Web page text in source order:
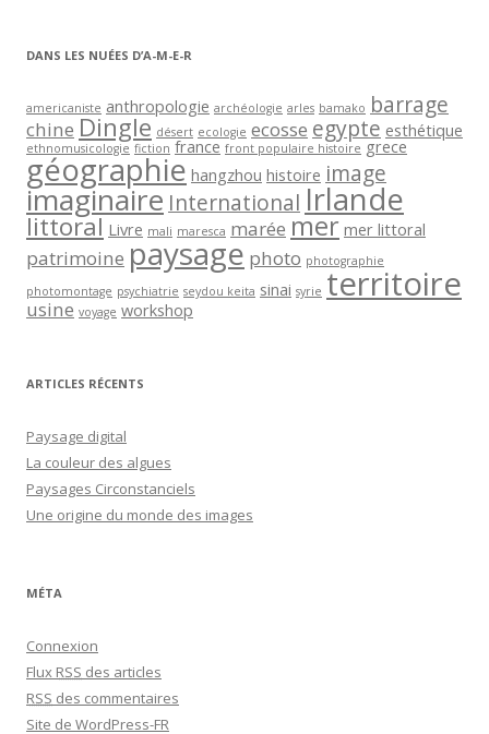
DANS LES NUÉES D’A-M-E-R
americaniste anthropologie archéologie arles bamako barrage
chine Dingle désert ecologie ecosse egypte esthétique
ethnomusicologie fiction france front populaire histoire grece
géographie hangzhou histoire image
imaginaire International Irlande
littoral Livre mali maresca marée mer mer littoral
patrimoine paysage photo photographie
photomontage psychiatrie seydou keita sinai syrie territoire
usine voyage workshop
ARTICLES RÉCENTS
Paysage digital
La couleur des algues
Paysages Circonstanciels
Une origine du monde des images
MÉTA
Connexion
Flux RSS des articles
RSS des commentaires
Site de WordPress-FR